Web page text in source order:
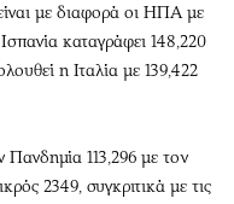
με διαφορά οι ΗΠΑ με
καταγράφει 148,220
η Ιταλία με 139,422
Πανδημία 113,296 με τον
2349, συγκριτικά με τις